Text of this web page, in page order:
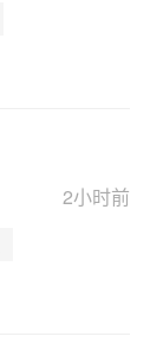
2小时前